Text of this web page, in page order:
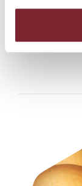
recepturen en
groot